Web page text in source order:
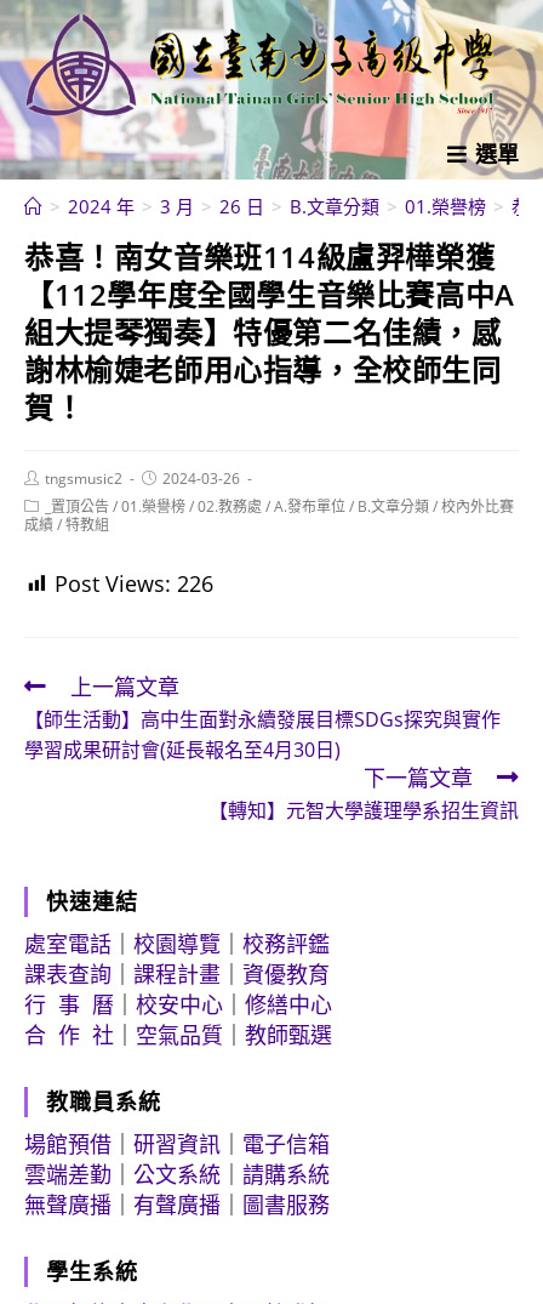
跳
轉
至
主
要
內
選單
> 2024 年 > 3 月 > 26 日 > B.文章分類 > 01.榮譽榜 > 恭
恭喜！南女音樂班114級盧羿樺榮獲
【112學年度全國學生音樂比賽高中A
組大提琴獨奏】特優第二名佳績，感
謝林榆婕老師用心指導，全校師生同
賀！
Post
author:
tngsmusic2
Post
published:
2024-03-26
Post
category:
_置頂公告/01.榮譽榜/02.教務處 /A.發布單位/ B.文章分類/校內外比賽
成績/特教組
Post Views: 226
Read
more
articles
上一篇文章
【師生活動】高中生面對永續發展目標SDGs探究與實作
學習成果研討會(延長報名至4月30日)
下一篇文章
【轉知】元智大學護理學系招生資訊
快速連結
處室電話
校園導覽
校務評鑑
課表查詢
課程計畫
資優教育
行 事 曆
校安中心
修繕中心
合 作 社
空氣品質 教師甄選
教職員系統
場館預借
研習資訊
電子信箱
雲端差勤
公文系統
請購系統
無聲廣播
有聲廣播 圖書服務
學生系統